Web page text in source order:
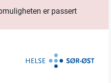
er passert